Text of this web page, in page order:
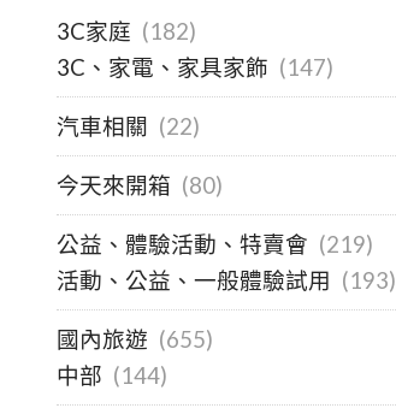
3C家庭 (182)
3C、家電、家具家飾 (147)
汽車相關 (22)
今天來開箱 (80)
公益、體驗活動、特賣會 (219)
活動、公益、一般體驗試用 (193)
國內旅遊 (655)
中部 (144)